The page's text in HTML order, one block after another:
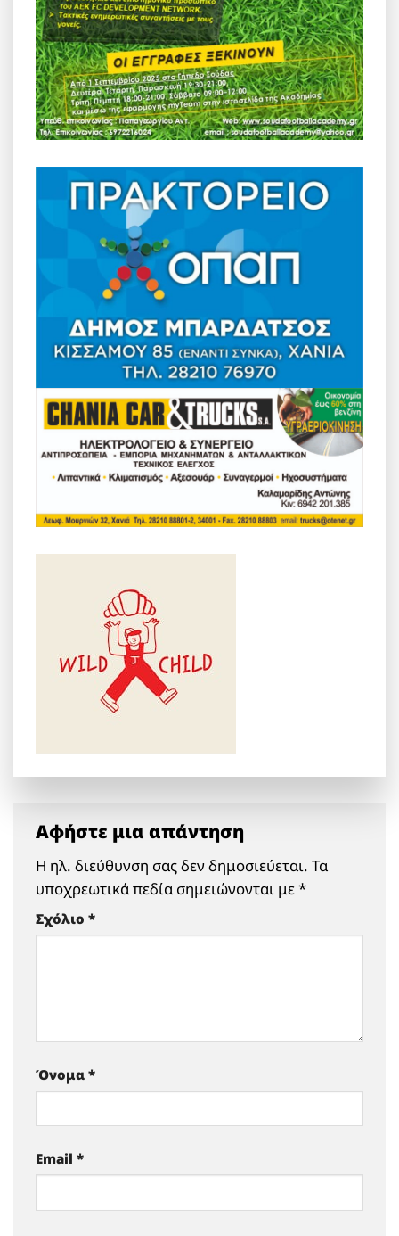
Αφήστε μια απάντηση
Η ηλ. διεύθυνση σας δεν δημοσιεύεται. Τα
υποχρεωτικά πεδία σημειώνονται με*
Σχόλιο *
Όνομα *
Email *